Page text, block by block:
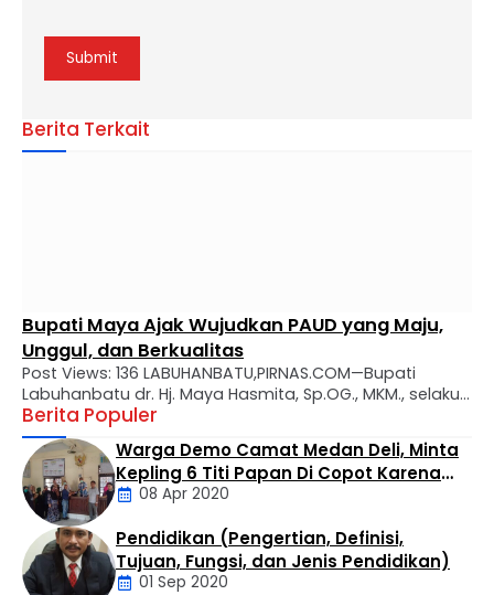
Berita Terkait
Bupati Maya Ajak Wujudkan PAUD yang Maju,
Unggul, dan Berkualitas
Post Views: 136 LABUHANBATU,PIRNAS.COM—Bupati
Labuhanbatu dr. Hj. Maya Hasmita, Sp.OG., MKM., selaku
Bunda PAUD Kabupaten Labuhanbatu secara resmi
mengukuhkan Bunda Pendidikan Anak Usia Dini (PAUD)
tingkat kecamatan, desa, dan kelurahan se-Kabupaten
Labuhanbatu. Prosesi pengukuhan berlangsung di Aula
Rumah Dinas Bupati Labuhanbatu, Rabu (29/07).
Kegiatan tersebut turut dihadiri Ketua Tim Penggerak
PKK Kabupaten Labuhanbatu Ny. Wan …
Berita Populer
Daerah
Warga Demo Camat Medan Deli, Minta
Kepling 6 Titi Papan Di Copot Karena
Tak Perduli Sama Warganya
08 Apr 2020
Pendidikan (Pengertian, Definisi,
Tujuan, Fungsi, dan Jenis Pendidikan)
01 Sep 2020